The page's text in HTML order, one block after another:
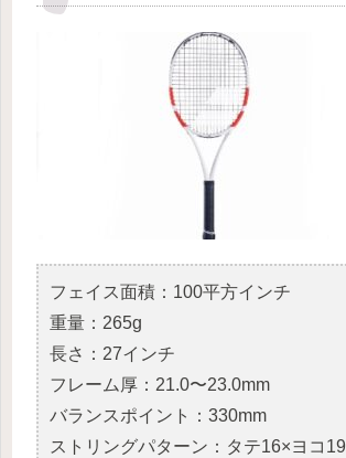
フェイス面積：100平方インチ
重量：265g
長さ：27インチ
フレーム厚：21.0〜23.0mm
バランスポイント：330mm
ストリングパターン：タテ16×ヨコ19